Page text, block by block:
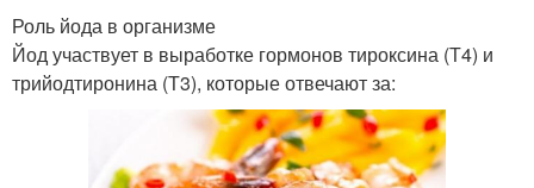
Роль йода в организме
Йод участвует в выработке гормонов тироксина (Т4) и
трийодтиронина (Т3), которые отвечают за: